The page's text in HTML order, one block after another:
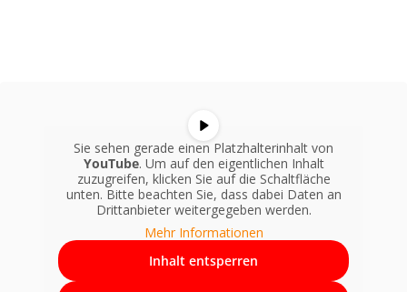
Sie sehen gerade einen Platzhalterinhalt von
YouTube. Um auf den eigentlichen Inhalt
zuzugreifen, klicken Sie auf die Schaltfläche
unten. Bitte beachten Sie, dass dabei Daten an
Drittanbieter weitergegeben werden.
Mehr Informationen
Inhalt entsperren